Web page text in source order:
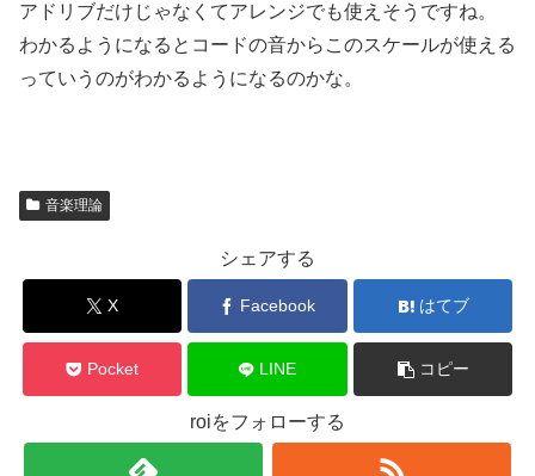
アドリブだけじゃなくてアレンジでも使えそうですね。
わかるようになるとコードの音からこのスケールが使える
っていうのがわかるようになるのかな。
音楽理論
シェアする
X Facebook はてブ
Pocket LINE コピー
roiをフォローする